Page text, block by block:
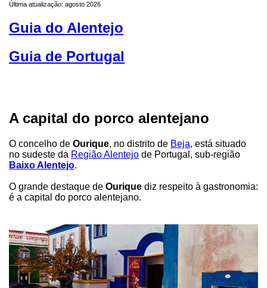
Última atualização: agosto 2026
Guia do Alentejo
Guia de Portugal
A capital do porco alentejano
O concelho de Ourique, no distrito de Beja, está situado
no sudeste da Região Alentejo de Portugal, sub-região
Baixo Alentejo.
O grande destaque de Ourique diz respeito à gastronomia:
é a capital do porco alentejano.